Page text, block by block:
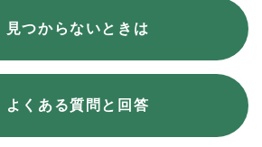
見つからないときは
よくある質問と回答